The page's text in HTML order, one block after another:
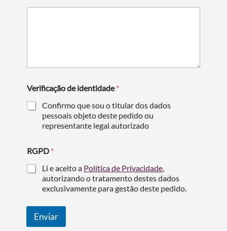
Termo de Pesquisa
Categorias gerais
Filtros
Verificação de identidade*
Confirmo que sou o titular dos dados
pessoais objeto deste pedido ou
representante legal autorizado
RGPD *
Li e aceito a Política de Privacidade,
autorizando o tratamento destes dados
exclusivamente para gestão deste pedido.
Enviar